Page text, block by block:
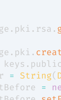
. pki . rsa .
. pki .
keys .
= String(
=